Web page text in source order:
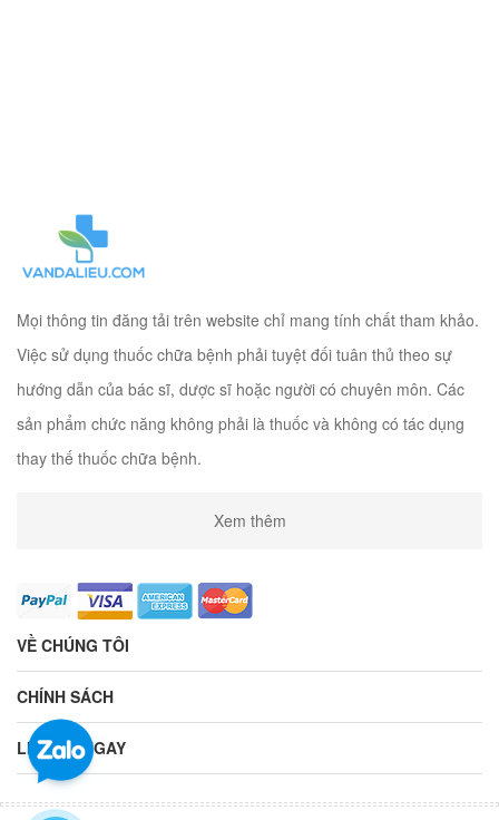
Mọi thông tin đăng tải trên website chỉ mang tính chất tham khảo.
Việc sử dụng thuốc chữa bệnh phải tuyệt đối tuân thủ theo sự
hướng dẫn của bác sĩ, dược sĩ hoặc người có chuyên môn. Các
sản phẩm chức năng không phải là thuốc và không có tác dụng
thay thế thuốc chữa bệnh.
Xem thêm
VỀ CHÚNG TÔI
CHÍNH SÁCH
LIÊN HỆ NGAY